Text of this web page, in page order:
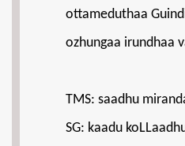
ottameduthaa
ozhungaa irundhaa
TMS: saadhu
SG: kaadu